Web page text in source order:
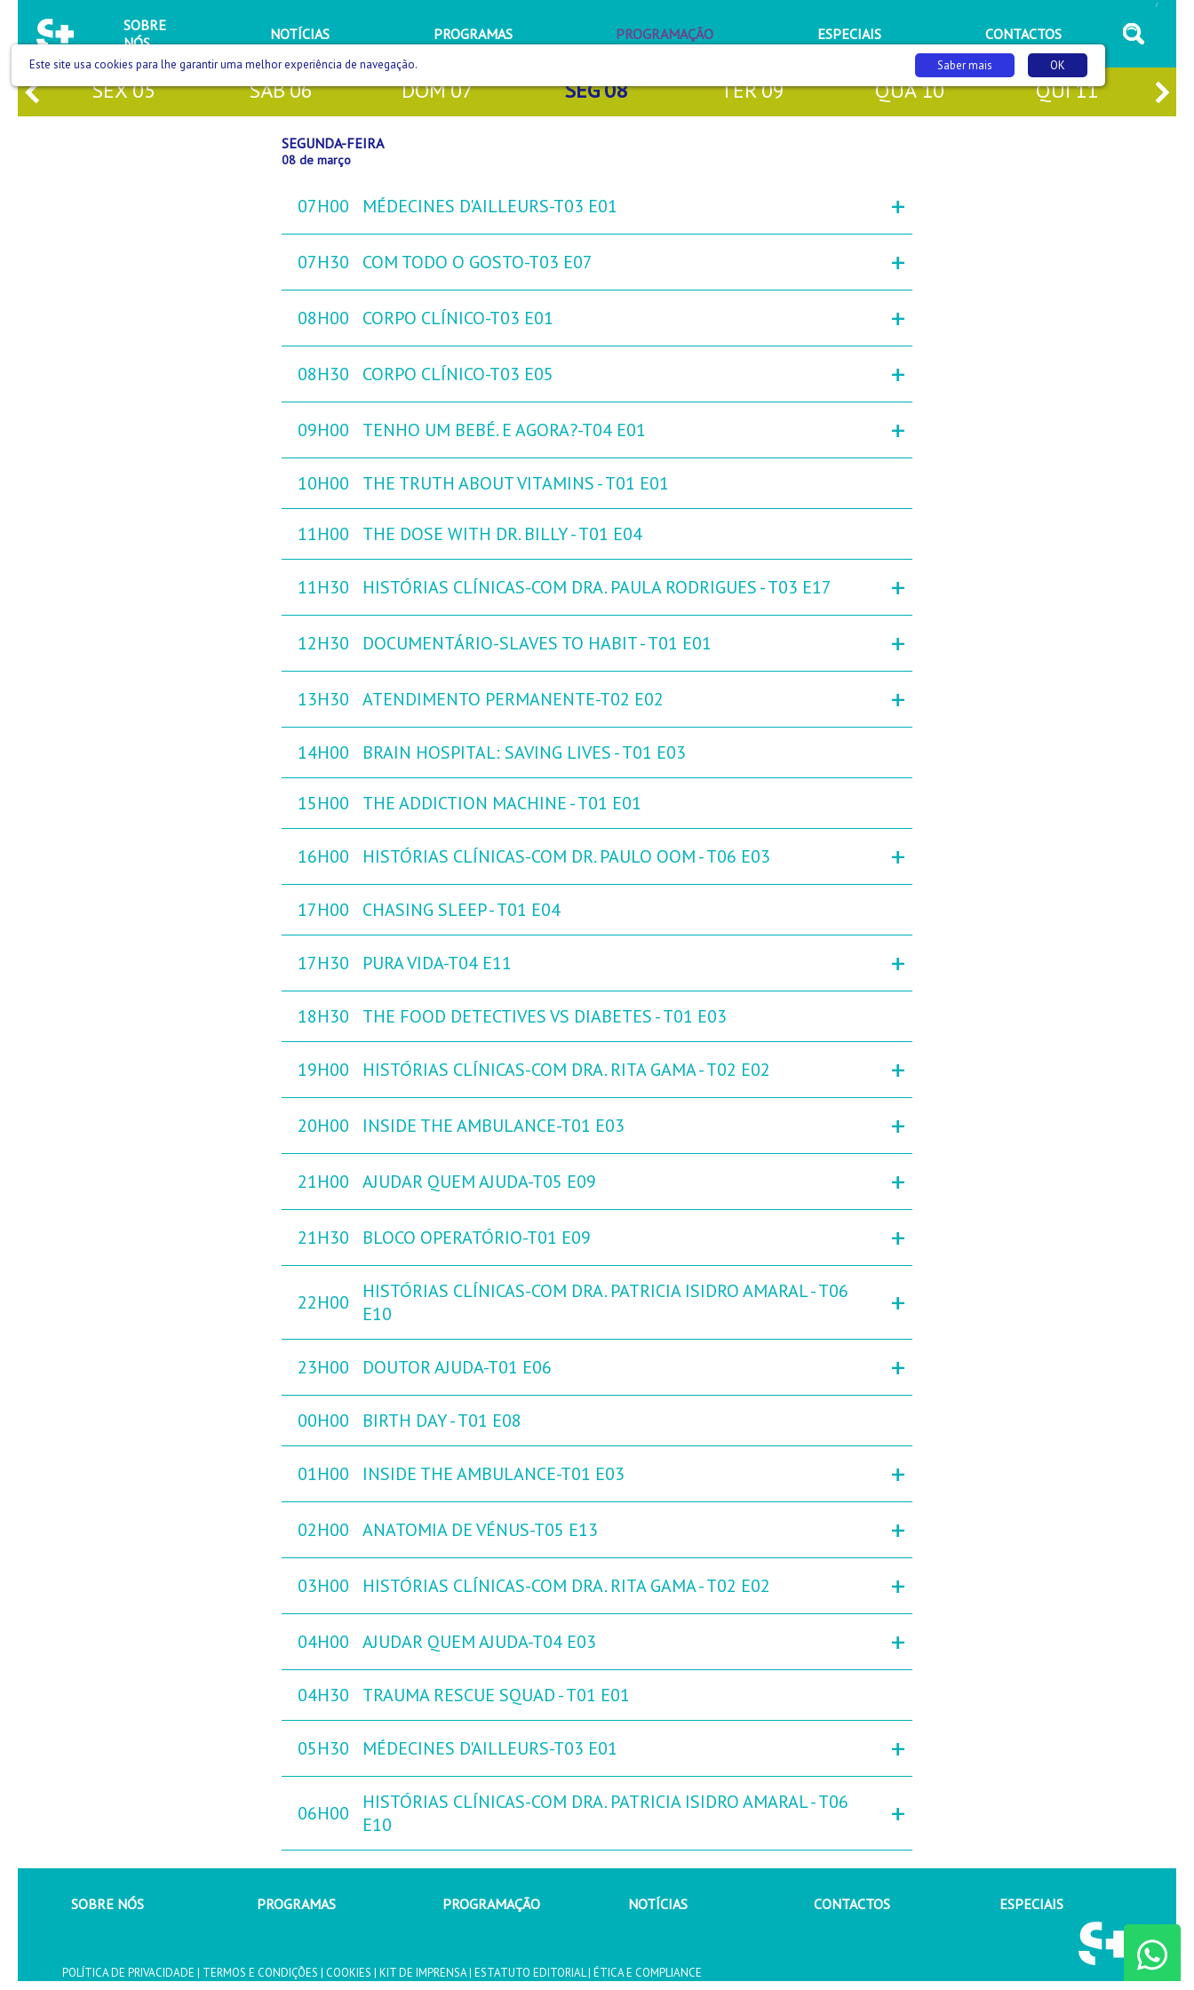
SOBRE
NÓS
NOTÍCIAS PROGRAMAS PROGRAMAÇÃO ESPECIAIS CONTACTOS
/
SEX05 SÁB06 DOM07 SEG08 TER09 QUA10 QUI11
SEGUNDA-FEIRA
08 de março
07H00 MÉDECINES D'AILLEURS-T03 E01 +
07H30 COM TODO O GOSTO-T03 E07 +
08H00 CORPO CLÍNICO-T03 E01 +
08H30 CORPO CLÍNICO-T03 E05 +
09H00 TENHO UM BEBÉ. E AGORA?-T04 E01 +
10H00 THE TRUTH ABOUT VITAMINS - T01 E01
11H00 THE DOSE WITH DR. BILLY - T01 E04
11H30 HISTÓRIAS CLÍNICAS-COM DRA. PAULA RODRIGUES - T03 E17 +
12H30 DOCUMENTÁRIO-SLAVES TO HABIT - T01 E01 +
13H30 ATENDIMENTO PERMANENTE-T02 E02 +
14H00 BRAIN HOSPITAL: SAVING LIVES - T01 E03
15H00 THE ADDICTION MACHINE - T01 E01
16H00 HISTÓRIAS CLÍNICAS-COM DR. PAULO OOM - T06 E03 +
17H00 CHASING SLEEP - T01 E04
17H30 PURA VIDA-T04 E11 +
18H30 THE FOOD DETECTIVES VS DIABETES - T01 E03
19H00 HISTÓRIAS CLÍNICAS-COM DRA. RITA GAMA - T02 E02 +
20H00 INSIDE THE AMBULANCE-T01 E03 +
21H00 AJUDAR QUEM AJUDA-T05 E09 +
21H30 BLOCO OPERATÓRIO-T01 E09 +
22H00
HISTÓRIAS CLÍNICAS-COM DRA. PATRICIA ISIDRO AMARAL - T06
E10
+
23H00 DOUTOR AJUDA-T01 E06 +
00H00 BIRTH DAY - T01 E08
01H00 INSIDE THE AMBULANCE-T01 E03 +
02H00 ANATOMIA DE VÉNUS-T05 E13 +
03H00 HISTÓRIAS CLÍNICAS-COM DRA. RITA GAMA - T02 E02 +
04H00 AJUDAR QUEM AJUDA-T04 E03 +
04H30 TRAUMA RESCUE SQUAD - T01 E01
05H30 MÉDECINES D'AILLEURS-T03 E01 +
06H00
HISTÓRIAS CLÍNICAS-COM DRA. PATRICIA ISIDRO AMARAL - T06
E10
+
SOBRE NÓS PROGRAMAS PROGRAMAÇÃO NOTÍCIAS CONTACTOS ESPECIAIS
POLÍTICA DE PRIVACIDADE | TERMOS E CONDIÇÕES | COOKIES | KIT DE IMPRENSA| ESTATUTO EDITORIAL| ÉTICA E COMPLIANCE
Este site usa cookies para lhe garantir uma melhor experiência de navegação. OK
Saber mais